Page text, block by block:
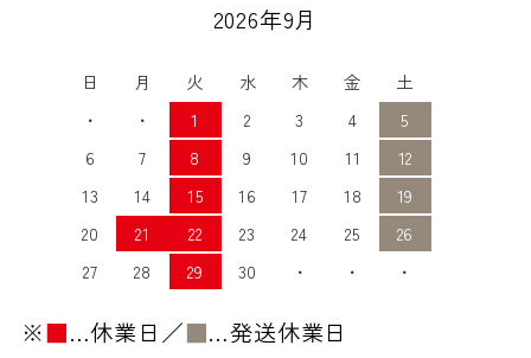
2026年9月
日 月 火 水 木 金
土
・
・ 1 2 3 4
5
6
7 8 9 10 11
12
13
14 15 16 17 18
19
20
21 22 23 24 25
26
27
28 29 30 ・ ・ ・
※■…休業日／■…発送休業日